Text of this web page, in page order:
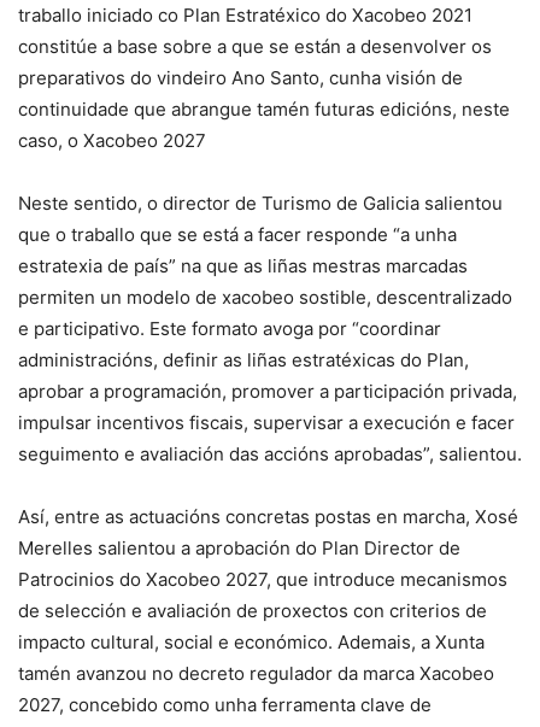
traballo iniciado co Plan Estratéxico do Xacobeo 2021
constitúe a base sobre a que se están a desenvolver os
preparativos do vindeiro Ano Santo, cunha visión de
continuidade que abrangue tamén futuras edicións, neste
caso, o Xacobeo 2027
Neste sentido, o director de Turismo de Galicia salientou
que o traballo que se está a facer responde “a unha
estratexia de país” na que as liñas mestras marcadas
permiten un modelo de xacobeo sostible, descentralizado
e participativo. Este formato avoga por “coordinar
administracións, definir as liñas estratéxicas do Plan,
aprobar a programación, promover a participación privada,
impulsar incentivos fiscais, supervisar a execución e facer
seguimento e avaliación das accións aprobadas”, salientou.
Así, entre as actuacións concretas postas en marcha, Xosé
Merelles salientou a aprobación do Plan Director de
Patrocinios do Xacobeo 2027, que introduce mecanismos
de selección e avaliación de proxectos con criterios de
impacto cultural, social e económico. Ademais, a Xunta
tamén avanzou no decreto regulador da marca Xacobeo
2027, concebido como unha ferramenta clave de